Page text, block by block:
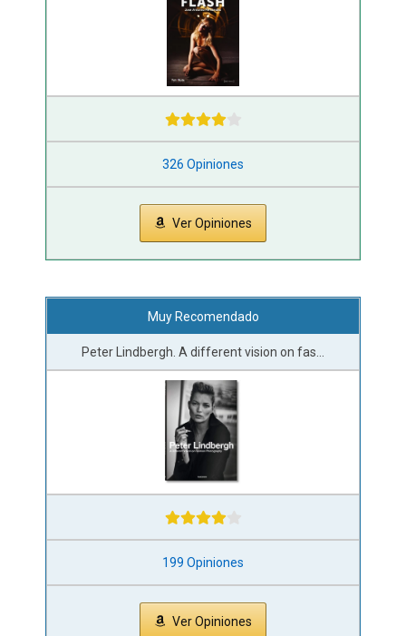
326 Opiniones
Ver Opiniones
Muy Recomendado
Peter Lindbergh. A different vision on fas...
199 Opiniones
Ver Opiniones